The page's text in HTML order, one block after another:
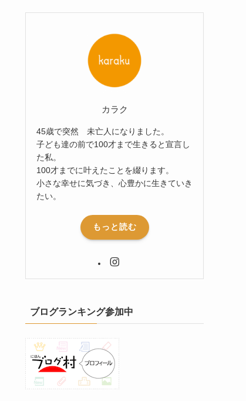
カラク
45歳で突然 未亡人になりました。
子ども達の前で100才まで生きると宣言し
た私。
100才までに叶えたことを綴ります。
小さな幸せに気づき、心豊かに生きていき
たい。
もっと読む
ブログランキング参加中